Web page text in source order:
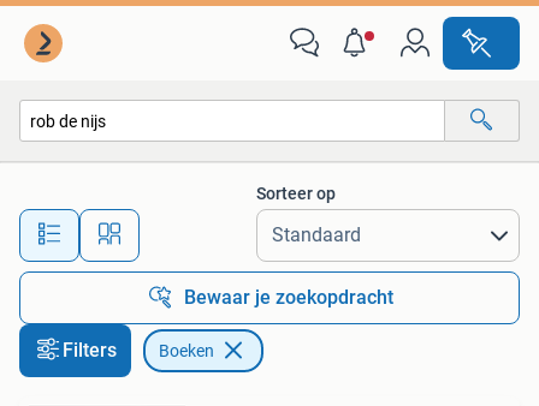
Alle afstanden…
Sorteer op
Bewaar je zoekopdracht
Filters Boeken